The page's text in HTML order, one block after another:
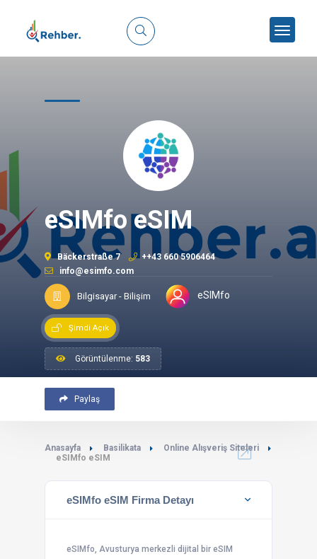
eSIMfo eSIM
Bäckerstraße 7
++43 660 5906464
info@esimfo.com
Bilgisayar - Bilişim eSIMfo
Şimdi Açık
Görüntülenme: 583
Paylaş
Anasayfa Basilikata
Online Alışveriş Siteleri
eSIMfo eSIM
eSIMfo eSIM Firma Detayı
eSIMfo, Avusturya merkezli dijital bir eSIM